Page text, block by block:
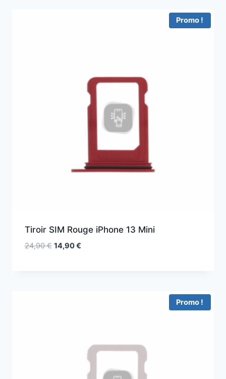
Promo !
Tiroir SIM Rouge iPhone 13 Mini
24,90€ 14,90€
Promo !